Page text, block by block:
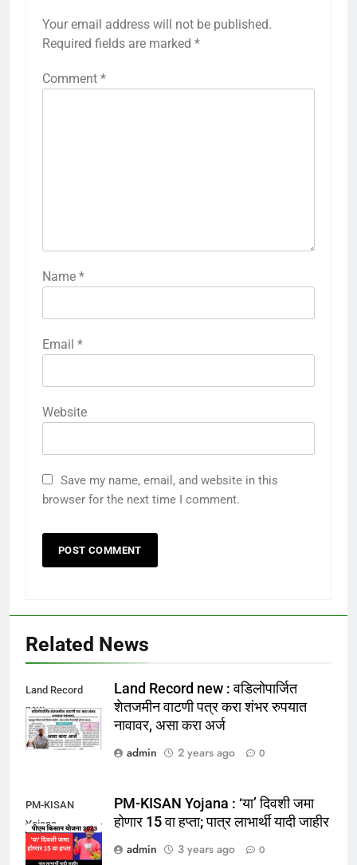
Your email address will not be published.
Required fields are marked *
Comment *
Name *
Email *
Website
Save my name, email, and website in this
browser for the next time I comment.
Related News
Land Record
new
Land Record new : वडिलोपार्जित
शेतजमीन वाटणी पत्र करा शंभर रुपयात
नावावर, असा करा अर्ज
admin
2 years ago 0
PM-KISAN
Yojana
PM-KISAN Yojana : ‘या’ दिवशी जमा
होणार 15 वा हप्ता; पात्र लाभार्थी यादी जाहीर
admin
3 years ago 0